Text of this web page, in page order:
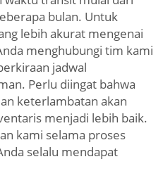
bulan. Untuk
lebih akurat mengenai
menghubungi tim kami
jadwal
Perlu diingat bahwa
keterlambatan akan
menjadi lebih baik.
kami selama proses
selalu mendapat